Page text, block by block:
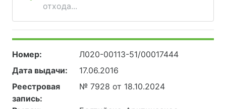
отхода...
Номер:
Л020-00113-51/00017444
Дата выдачи:
17.06.2016
Реестровая
запись:
№ 7928 от 18.10.2024